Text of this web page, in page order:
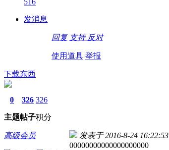
发消息
回复 支持 反对
使用道具 举报
下载东西
0
主题
326
帖子
326
积分
高级会员 发表于 2016-8-24 16:22:53
00000000000000000000